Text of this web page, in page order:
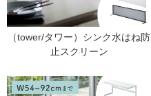
（tower/タワー）シンク水はね防
止スクリーン